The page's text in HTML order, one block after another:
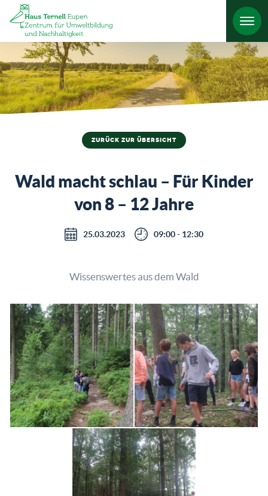
ZURÜCK ZUR ÜBERSICHT
Wald macht schlau – Für Kinder
von 8 – 12 Jahre
25.03.2023 09:00 - 12:30
Wissenswertes aus dem Wald